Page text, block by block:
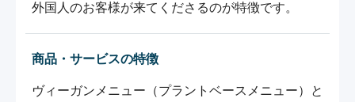
外国人のお客様が来てくださるのが特徴です。
商品・サービスの特徴
ヴィーガンメニュー（プラントベースメニュー）と